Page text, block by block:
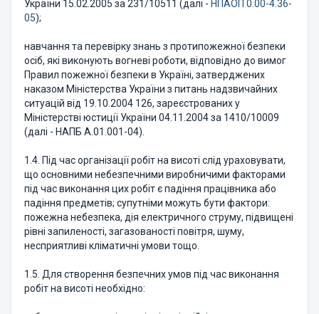
України 15.02.2005 за 231/10511 (далі - НПАОП 0.00-4.36-
05);
навчання та перевірку знань з протипожежної безпеки
осіб, які виконують вогневі роботи, відповідно до вимог
Правил пожежної безпеки в Україні, затверджених
наказом Міністерства України з питань надзвичайних
ситуацій від 19.10.2004 126, зареєстрованих у
Міністерстві юстиції України 04.11.2004 за 1410/10009
(далі - НАПБ А.01.001-04).
1.4. Під час організації робіт на висоті слід ураховувати,
що основними небезпечними виробничими факторами
під час виконання цих робіт є падіння працівника або
падіння предметів; супутніми можуть бути фактори:
пожежна небезпека, дія електричного струму, підвищені
рівні запиленості, загазованості повітря, шуму,
несприятливі кліматичні умови тощо.
1.5. Для створення безпечних умов під час виконання
робіт на висоті необхідно: